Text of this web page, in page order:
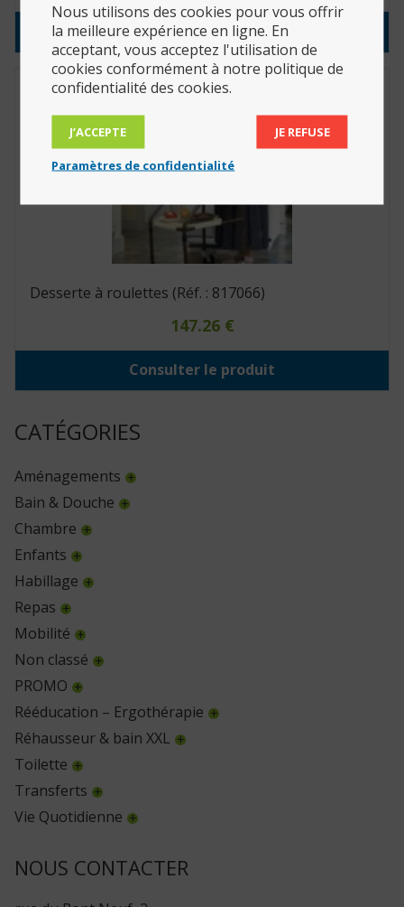
CATÉGORIES
Aménagements
Bain & Douche
Chambre
Enfants
Habillage
Repas
Mobilité
Non classé
PROMO
Rééducation – Ergothérapie
Réhausseur & bain XXL
Toilette
Transferts
Vie Quotidienne
NOUS CONTACTER
Consulter le produit
Desserte à roulettes (Réf. : 817066)
147.26 €
Consulter le produit
Nous utilisons des cookies pour vous offrir
la meilleure expérience en ligne. En
acceptant, vous acceptez l'utilisation de
cookies conformément à notre politique de
confidentialité des cookies.
J’ACCEPTE JE REFUSE
Paramètres de confidentialité